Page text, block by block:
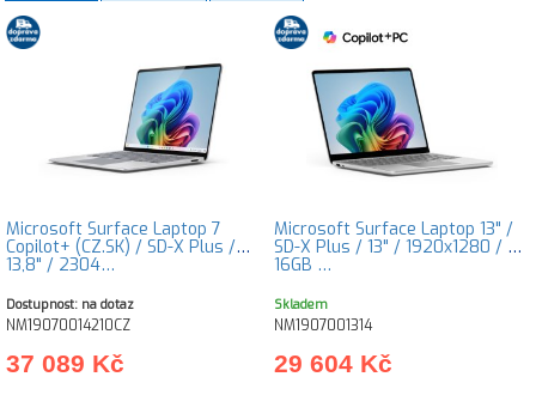
Microsoft Surface Laptop 7
Copilot+ (CZ.SK) / SD-X Plus /
13,8" / 2304…
Dostupnost: na dotaz
NM19070014210CZ
37 089 Kč
Microsoft Surface Laptop 13" /
SD-X Plus / 13" / 1920x1280 / T /
16GB …
Skladem
NM1907001314
29 604 Kč